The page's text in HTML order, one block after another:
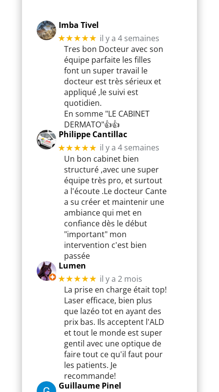
Imba Tivel
★★★★★ il y a 4 semaines
Tres bon Docteur avec son
équipe parfaite les filles
font un super travail le
docteur est très sérieux et
appliqué ,le suivi est
quotidien.
En somme "LE CABINET
DERMATO"👍👍
Philippe Cantillac
★★★★★ il y a 4 semaines
Un bon cabinet bien
structuré ,avec une super
équipe très pro, et surtout
a l'écoute .Le docteur Cante
a su créer et maintenir une
ambiance qui met en
confiance dès le début
"important" mon
intervention c'est bien
passée
Lumen
★★★★★ il y a 2 mois
La prise en charge était top!
Laser efficace, bien plus
que lazéo tot en ayant des
prix bas. Ils acceptent l'ALD
et tout le monde est super
gentil avec une optique de
faire tout ce qu'il faut pour
les patients. Je
recommande!
Guillaume Pinel